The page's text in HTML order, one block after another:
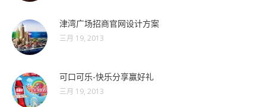
津湾广场招商官网设计方案
三月 19, 2013
可口可乐-快乐分享赢好礼
三月 19, 2013